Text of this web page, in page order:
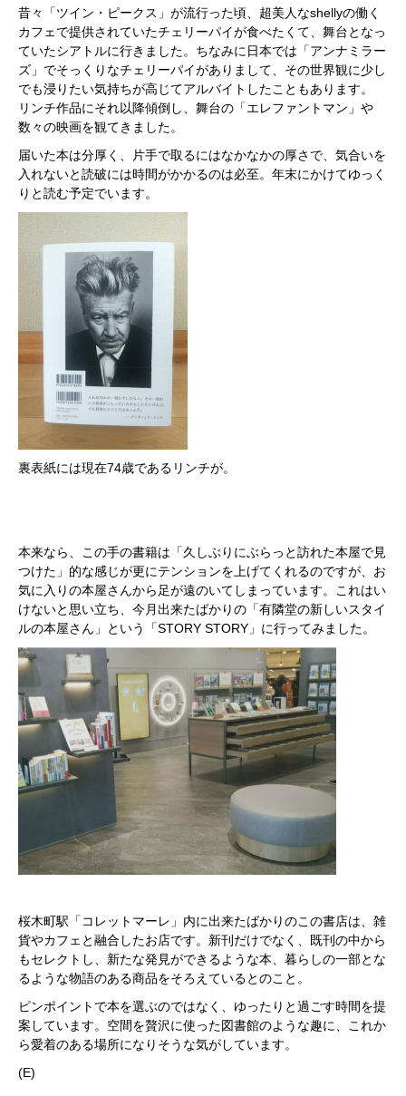
昔々「ツイン・ピークス」が流行った頃、超美人なshellyの働く
カフェで提供されていたチェリーパイが食べたくて、舞台となっ
ていたシアトルに行きました。ちなみに日本では「アンナミラー
ズ」でそっくりなチェリーパイがありまして、その世界観に少し
でも浸りたい気持ちが高じてアルバイトしたこともあります。
リンチ作品にそれ以降傾倒し、舞台の「エレファントマン」や
数々の映画を観てきました。
届いた本は分厚く、片手で取るにはなかなかの厚さで、気合いを
入れないと読破には時間がかかるのは必至。年末にかけてゆっく
りと読む予定でいます。
裏表紙には現在74歳であるリンチが。
本来なら、この手の書籍は「久しぶりにぶらっと訪れた本屋で見
つけた」的な感じが更にテンションを上げてくれるのですが、お
気に入りの本屋さんから足が遠のいてしまっています。これはい
けないと思い立ち、今月出来たばかりの「有隣堂の新しいスタイ
ルの本屋さん」という「STORY STORY」に行ってみました。
桜木町駅「コレットマーレ」内に出来たばかりのこの書店は、雑
貨やカフェと融合したお店です。新刊だけでなく、既刊の中から
もセレクトし、新たな発見ができるような本、暮らしの一部とな
るような物語のある商品をそろえているとのこと。
ピンポイントで本を選ぶのではなく、ゆったりと過ごす時間を提
案しています。空間を贅沢に使った図書館のような趣に、これか
ら愛着のある場所になりそうな気がしています。
(E)